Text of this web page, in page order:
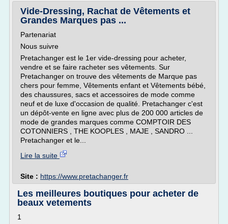
Vide-Dressing, Rachat de Vêtements et
Grandes Marques pas ...
Partenariat
Nous suivre
Pretachanger est le 1er vide-dressing pour acheter,
vendre et se faire racheter ses vêtements. Sur
Pretachanger on trouve des vêtements de Marque pas
chers pour femme, Vêtements enfant et Vêtements bébé,
des chaussures, sacs et accessoires de mode comme
neuf et de luxe d'occasion de qualité. Pretachanger c'est
un dépôt-vente en ligne avec plus de 200 000 articles de
mode de grandes marques comme COMPTOIR DES
COTONNIERS , THE KOOPLES , MAJE , SANDRO ...
Pretachanger et le...
Lire la suite
Site : https://www.pretachanger.fr
Les meilleures boutiques pour acheter de
beaux vetements
1